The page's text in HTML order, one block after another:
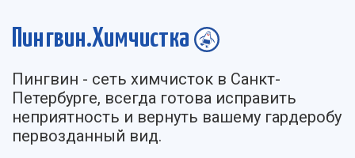
Пингвин.Химчистка
Пингвин - cеть химчисток в Санкт-
Петербурге, всегда готова исправить
неприятность и вернуть вашему гардеробу
первозданный вид.